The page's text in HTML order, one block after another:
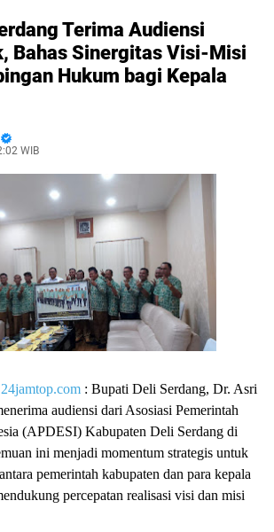
Terima Audiensi
Bahas Sinergitas Visi-Misi
Hukum bagi Kepala
WIB
24jamtop.com : Bupati Deli Serdang, Dr. Asri
audiensi dari Asosiasi Pemerintah
(APDESI) Kabupaten Deli Serdang di
ini menjadi momentum strategis untuk
pemerintah kabupaten dan para kepala
percepatan realisasi visi dan misi